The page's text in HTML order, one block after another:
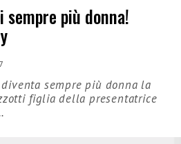
più donna!
sempre più donna la
figlia della presentatrice